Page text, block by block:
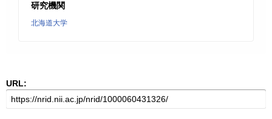
研究機関
北海道大学
URL: